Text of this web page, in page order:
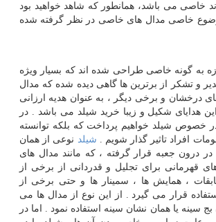
خاصی می باشد، همانطور که شاهد خواهید بود
خاصی مدال های خاصی در نظر گرفته شده
به گونه خاصی طراحی شده اند که بسیار ویژه
و تشکر از برترین ها گاهی دیده شده که مدال
درخشان و برخی دیگر ، به عنوان هدیه ارزانی
هدایای شکیل و زیبا خرید شیلد می باشد . در
در خصوص شیلد خواهیم پرداخت که بلکه توانسته
افراد تاثیر گذار شویم . شیلد نوعی از همان
در درون جعبه قرار گرفته ، که مانند مدال های
قهرمانی برای تجلیل و قدردانی از برخی از
، همایش ها ، سمینار ها و حتی برخی از
قرار می گیرد . از این نوع از مدال ها می
سینه یا همان نشان سینه استفاده نمود . اما در